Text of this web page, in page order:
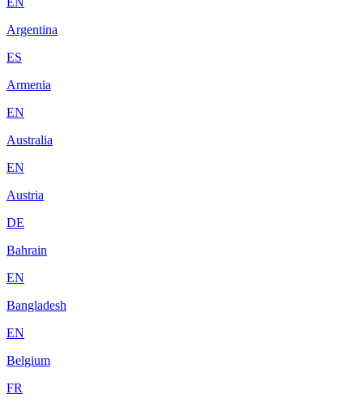
Argentina
ES
Armenia
EN
Australia
EN
Austria
DE
Bahrain
EN
Bangladesh
EN
Belgium
FR